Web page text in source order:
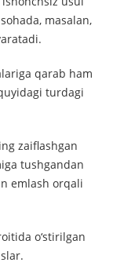
masalan,
qarab ham
turdagi
zaiflashgan
tushgandan
emlash orqali
o‘stirilgan